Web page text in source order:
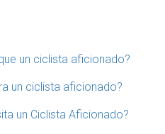
un ciclista aficionado?
un ciclista aficionado?
un Ciclista Aficionado?